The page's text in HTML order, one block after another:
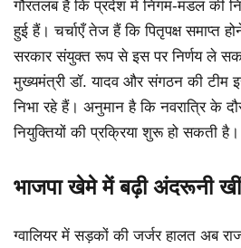
गौरतलब है कि प्रदेश में निगम-मंडल की
हुई हैं। चर्चाएँ तेज हैं कि पितृपक्ष समाप्त
सरकार संयुक्त रूप से इस पर निर्णय ले
मुख्यमंत्री डॉ. यादव और संगठन की टीम
निभा रहे हैं। अनुमान है कि नवरात्रि के
नियुक्तियों की प्रक्रिया शुरू हो सकती है।
भाजपा खेमे में बढ़ी अंदरूनी
ग्वालियर में सड़कों की जर्जर हालत अब